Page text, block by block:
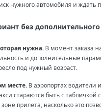
нужного автомобиля и ждать
без дополнительного
нужна. В момент заказа
и дополнительные
под нужный возраст.
месте. В аэропортах водители
стараются быть с табличкой
прилета, насколько это